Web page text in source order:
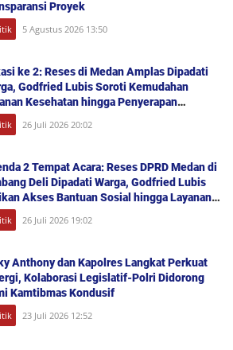
Proyek
5 Agustus 2026 13:50
ke 2: Reses di Medan Amplas Dipadati
Godfried Lubis Soroti Kemudahan
Kesehatan hingga Penyerapan
Publik
26 Juli 2026 20:02
2 Tempat Acara: Reses DPRD Medan di
Deli Dipadati Warga, Godfried Lubis
Akses Bantuan Sosial hingga Layanan
26 Juli 2026 19:02
Anthony dan Kapolres Langkat Perkuat
Kolaborasi Legislatif-Polri Didorong
Kamtibmas Kondusif
23 Juli 2026 12:52